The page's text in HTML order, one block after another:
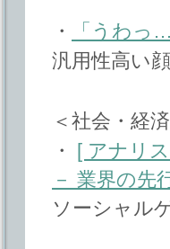
・
「うわっ
汎用性高い
＜社会・経
・ [ アナリ
－ 業界の先
ソーシャル